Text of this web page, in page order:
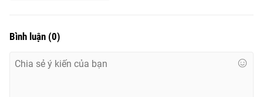
Bình luận (0)